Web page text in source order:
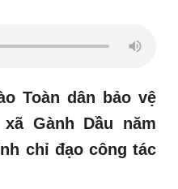
Toàn dân bảo vệ
Gành Dầu năm
chỉ đạo công tác